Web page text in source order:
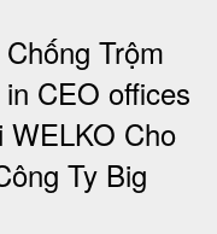
Trộm
CEO offices
Cho
Ty Big